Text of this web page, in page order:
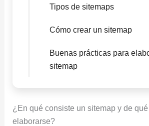
Tipos de sitemaps
Cómo crear un sitemap
Buenas prácticas para
sitemap
¿En qué consiste un sitemap y de
elaborarse?